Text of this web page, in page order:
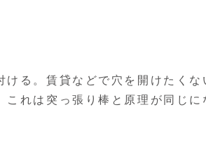
ける。賃貸などで穴を開けたくな
これは突っ張り棒と原理が同じに